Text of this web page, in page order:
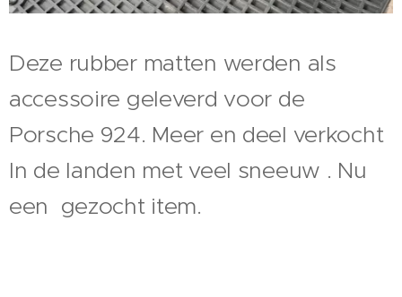
Deze rubber matten werden als
accessoire geleverd voor de
Porsche 924. Meer en deel verkocht
In de landen met veel sneeuw . Nu
een gezocht item.